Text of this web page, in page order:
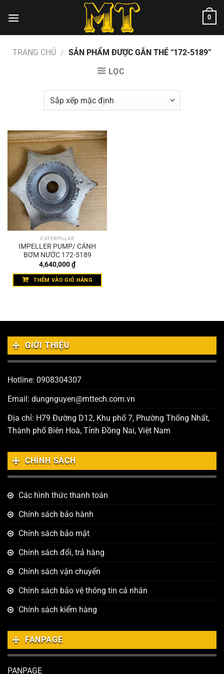
đến
0
TRANG CHỦ / SẢN PHẨM ĐƯỢC GẮN THẺ “172-5189”
LỌC
CATERPILLAR
IMPELLER PUMP/ CÁNH
BƠM NƯỚC 172-5189
4,640,000₫
THÊM VÀO GIỎ HÀNG
GIỚI THIỆU
Hotline: 0908304307
Email: dungnguyen@mttech.com.vn
Địa chỉ: H79 Đường D12, Khu phố 7, Phường Thống Nhất,
Thành phố Biên Hoà, Tỉnh Đồng Nai, Việt Nam
CHÍNH SÁCH
Các hình thức thanh toán
Chính sách bảo hành
Chính sách bảo mật
Chính sách đổi, trả hàng
Chính sách vận chuyển
Chính sách bảo vệ thông tin cá nhân
Chính sách kiểm hàng
FANPAGE
PANPAGE